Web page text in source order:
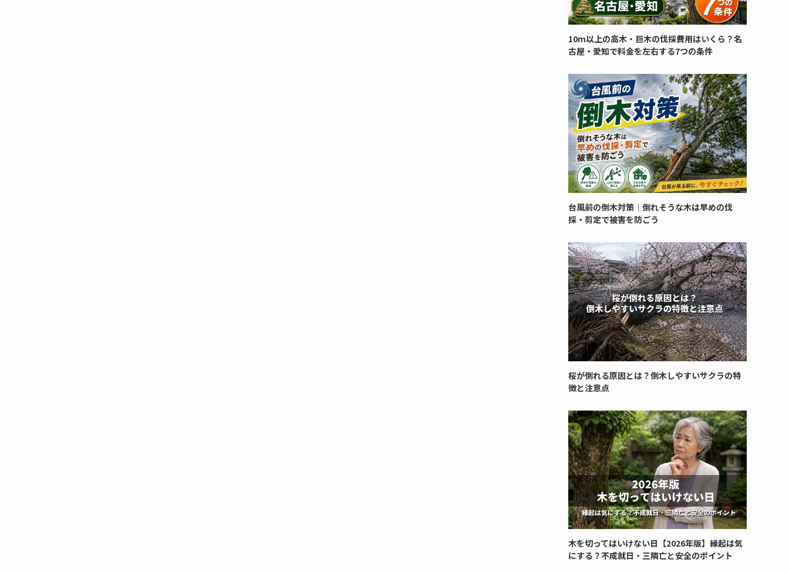
10m以上の高木・巨木の伐採費用はいくら？名
古屋・愛知で料金を左右する7つの条件
台風前の倒木対策｜倒れそうな木は早めの伐
採・剪定で被害を防ごう
桜が倒れる原因とは？倒木しやすいサクラの特
徴と注意点
木を切ってはいけない日【2026年版】縁起は気
にする？不成就日・三隣亡と安全のポイント